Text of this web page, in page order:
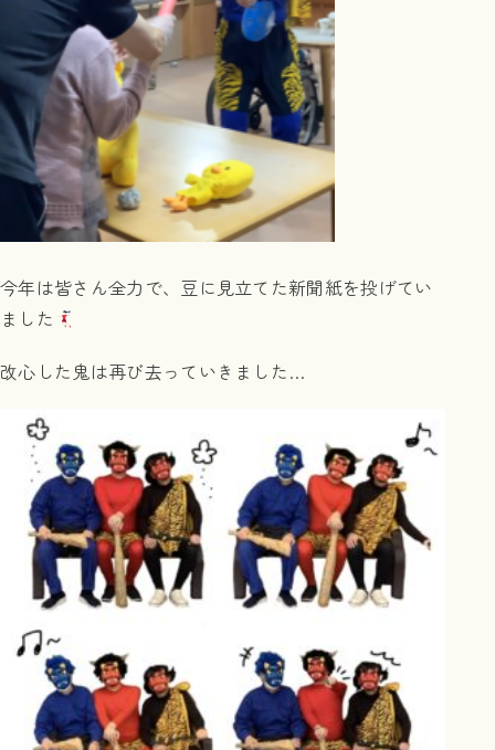
今年は皆さん全力で、豆に見立てた新聞紙を投げてい
ました
改心した鬼は再び去っていきました…